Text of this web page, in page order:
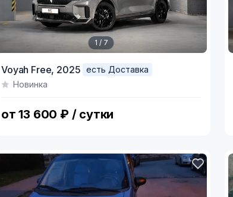
of
1 / 7
Voyah Free, 2025
есть Доставка
Новинка
от 13 600 ₽ / сутки